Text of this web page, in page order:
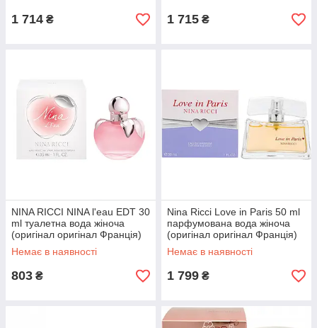
1 714 ₴ 1 715 ₴
NINA RICCI NINA l'eau EDT 30
ml туалетна вода жіноча
(оригінал оригінал Франція)
Немає в наявності
803 ₴
Nina Ricci Love in Paris 50 ml
парфумована вода жіноча
(оригінал оригінал Франція)
Немає в наявності
1 799 ₴